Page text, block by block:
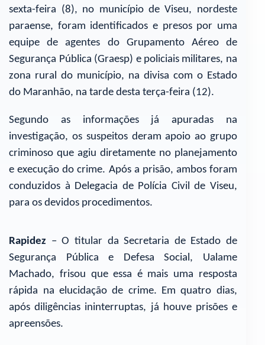
sexta-feira (8), no município de Viseu, nordeste
paraense, foram identificados e presos por uma
equipe de agentes do Grupamento Aéreo de
Segurança Pública (Graesp) e policiais militares, na
zona rural do município, na divisa com o Estado
do Maranhão, na tarde desta terça-feira (12).
Segundo as informações já apuradas na
investigação, os suspeitos deram apoio ao grupo
criminoso que agiu diretamente no planejamento
e execução do crime. Após a prisão, ambos foram
conduzidos à Delegacia de Polícia Civil de Viseu,
para os devidos procedimentos.
Rapidez – O titular da Secretaria de Estado de
Segurança Pública e Defesa Social, Ualame
Machado, frisou que essa é mais uma resposta
rápida na elucidação de crime. Em quatro dias,
após diligências ininterruptas, já houve prisões e
apreensões.